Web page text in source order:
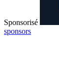
Sponsorisé
sponsors